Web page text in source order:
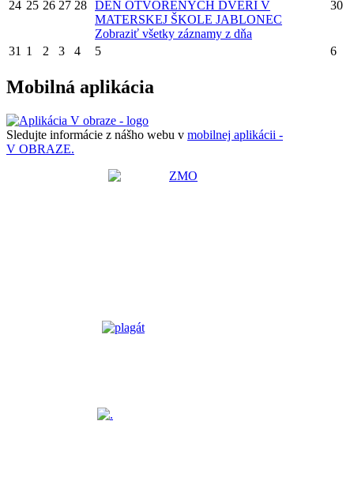
24 25 26 27 28 DEŇ OTVORENÝCH DVERÍ V
MATERSKEJ ŠKOLE JABLONEC
Zobraziť všetky záznamy z dňa
30
31 1 2 3 4 5 6
Mobilná aplikácia
Sledujte informácie z nášho webu v mobilnej aplikácii -
V OBRAZE.